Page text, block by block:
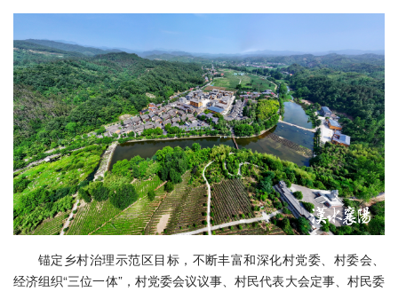
锚定乡村治理示范区目标，不断丰富和深化村党委、村委会、
经济组织“三位一体”，村党委会议议事、村民代表大会定事、村民委